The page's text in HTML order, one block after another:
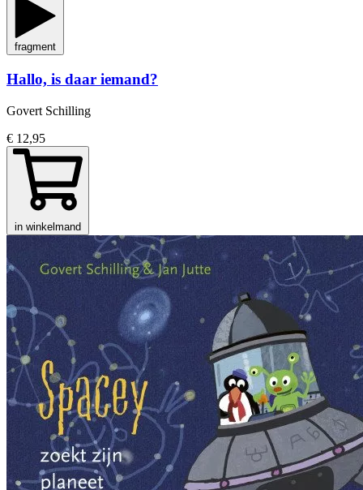
fragment
Hallo, is daar iemand?
Govert Schilling
€ 12,95
in winkelmand